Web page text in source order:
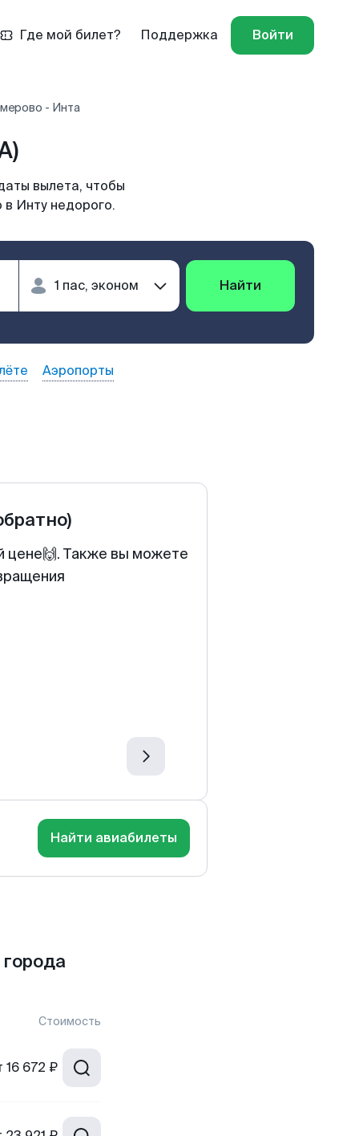
Где мой билет? Поддержка Войти
- Инта
вылета, чтобы
Инту недорого.
Найти
Аэропорты
цене🙌. Также вы можете
Найти авиабилеты
Стоимость
16 672 ₽